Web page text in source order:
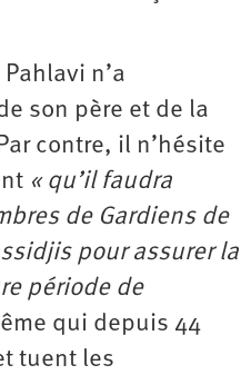
n’a
son père et de la
contre, il n’hésite
« qu’il faudra
de Gardiens de
pour assurer la
période de
qui depuis 44
tuent les